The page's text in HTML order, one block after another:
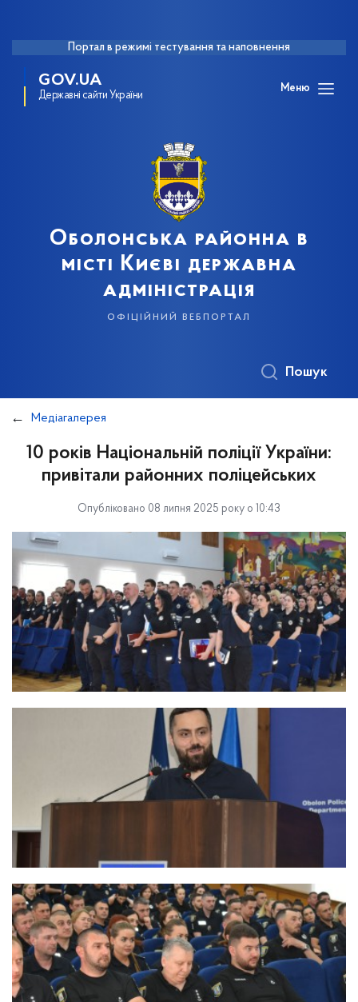
Портал в режимі тестування та наповнення
GOV.UA
Державні сайти України
Меню
Оболонська районна в
місті Києві державна
адміністрація
офіційний вебпортал
Пошук
Медіагалерея
10 років Національній поліції України:
привітали районних поліцейських
Опубліковано 08 липня 2025 року о 10:43